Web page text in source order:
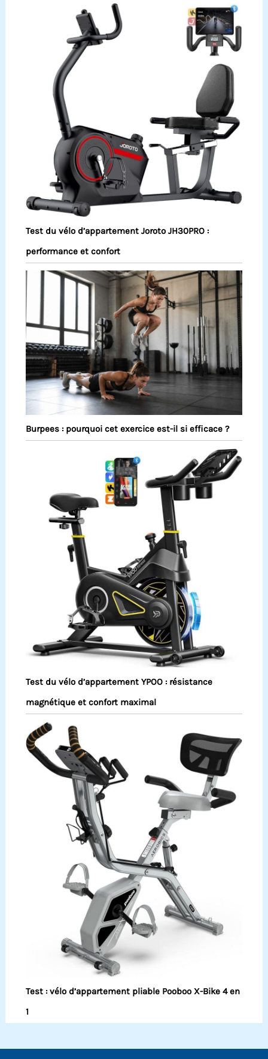
Test du vélo d’appartement Joroto JH30PRO :
performance et confort
Burpees : pourquoi cet exercice est-il si efficace ?
Test du vélo d’appartement YPOO : résistance
magnétique et confort maximal
Test : vélo d’appartement pliable Pooboo X-Bike 4 en
1